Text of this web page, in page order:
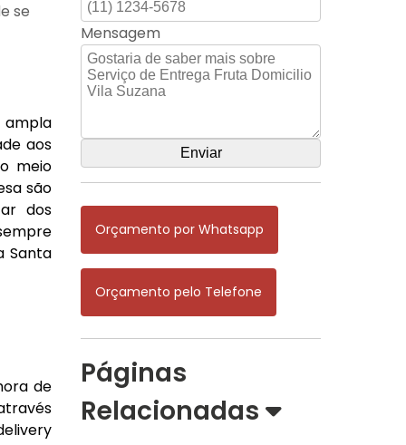
se
ampla
aos
meio
são
dos
Santa
de
Mensagem
Orçamento por Whatsapp
Orçamento pelo Telefone
Páginas
Relacionadas